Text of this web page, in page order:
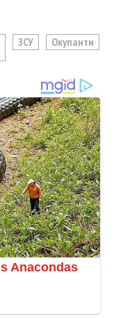
ЗСУ Окупанти